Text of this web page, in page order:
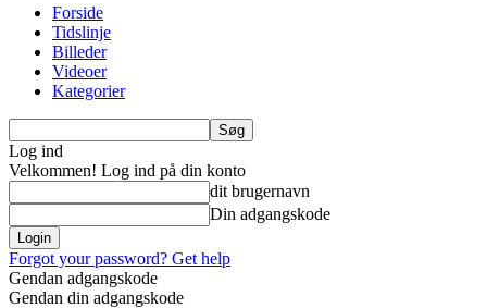
Forside
Tidslinje
Billeder
Videoer
Kategorier
Log ind
Velkommen! Log ind på din konto
dit brugernavn
Din adgangskode
Forgot your password? Get help
Gendan adgangskode
Gendan din adgangskode